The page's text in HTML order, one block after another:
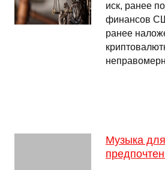
иск, ранее
финансов
ранее
Музыка